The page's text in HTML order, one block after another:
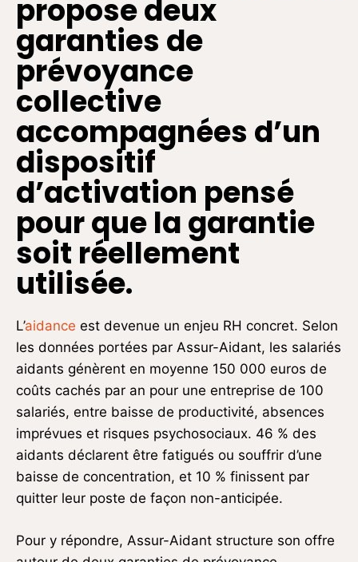
propose deux
garanties de
prévoyance
collective
accompagnées d’un
dispositif
d’activation pensé
pour que la garantie
soit réellement
utilisée.
L’aidance est devenue un enjeu RH concret. Selon
les données portées par Assur-Aidant, les salariés
aidants génèrent en moyenne 150 000 euros de
coûts cachés par an pour une entreprise de 100
salariés, entre baisse de productivité, absences
imprévues et risques psychosociaux. 46 % des
aidants déclarent être fatigués ou souffrir d’une
baisse de concentration, et 10 % finissent par
quitter leur poste de façon non-anticipée.
Pour y répondre, Assur-Aidant structure son offre